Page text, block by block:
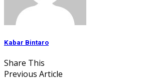
Kabar Bintaro
Share This
Previous Article